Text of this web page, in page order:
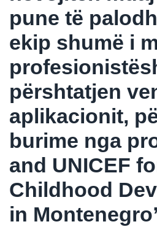
pune të
ekip shumë i
përshtatjen
aplikacionit,
burime nga
and UNICEF
Childhood
in